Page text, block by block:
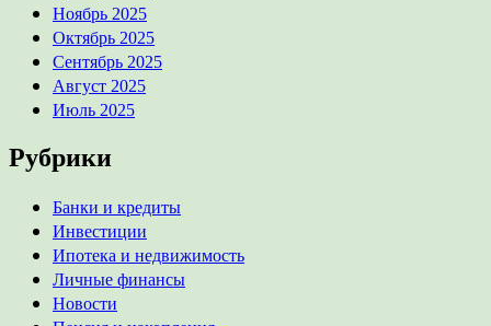
Ноябрь 2025
Октябрь 2025
Сентябрь 2025
Август 2025
Июль 2025
Рубрики
Банки и кредиты
Инвестиции
Ипотека и недвижимость
Личные финансы
Новости